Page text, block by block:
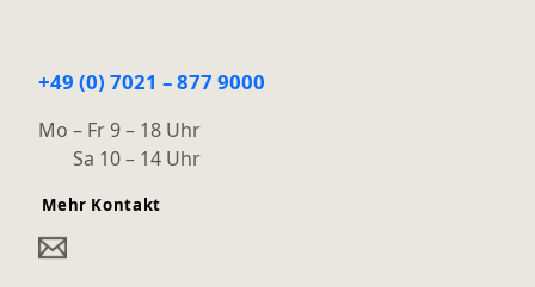
+49 (0) 7021 – 877 9000
Mo – Fr 9 – 18 Uhr
Sa 10 – 14 Uhr
Mehr Kontakt